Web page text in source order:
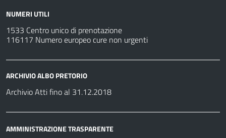
NUMERI UTILI
1533 Centro unico di prenotazione
116117 Numero europeo cure non urgenti
ARCHIVIO ALBO PRETORIO
Archivio Atti fino al 31.12.2018
AMMINISTRAZIONE TRASPARENTE